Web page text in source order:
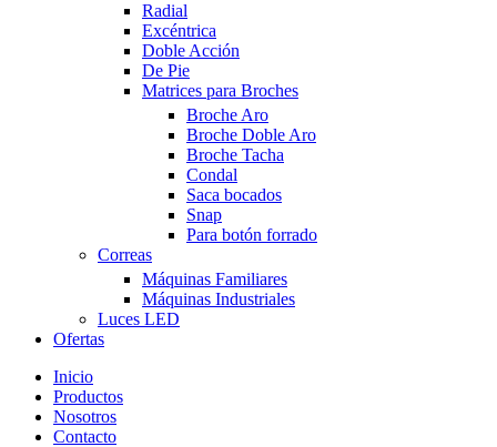
Radial
Excéntrica
Doble Acción
De Pie
Matrices para Broches
Broche Aro
Broche Doble Aro
Broche Tacha
Condal
Saca bocados
Snap
Para botón forrado
Correas
Máquinas Familiares
Máquinas Industriales
Luces LED
Ofertas
Inicio
Productos
Nosotros
Contacto